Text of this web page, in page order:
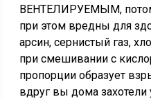
ВЕНТЕЛИРУЕМЫМ,
при этом вредны для
арсин, сернистый газ,
при смешивании с
пропорции образует
вдруг вы дома захотели